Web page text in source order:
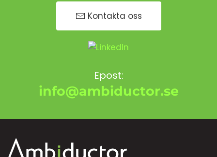
Kontakta oss
Epost:
info@ambiductor.se